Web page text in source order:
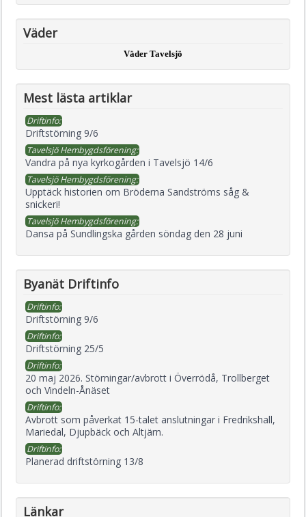
Väder
Väder Tavelsjö
Mest lästa artiklar
Driftinfo:
Driftstörning 9/6
Tavelsjö Hembygdsförening:
Vandra på nya kyrkogården i Tavelsjö 14/6
Tavelsjö Hembygdsförening:
Upptäck historien om Bröderna Sandströms såg &
snickeri!
Tavelsjö Hembygdsförening:
Dansa på Sundlingska gården söndag den 28 juni
Byanät Driftinfo
Driftinfo:
Driftstörning 9/6
Driftinfo:
Driftstörning 25/5
Driftinfo:
20 maj 2026. Störningar/avbrott i Överrödå, Trollberget
och Vindeln-Ånäset
Driftinfo:
Avbrott som påverkat 15-talet anslutningar i Fredrikshall,
Mariedal, Djupbäck och Altjärn.
Driftinfo:
Planerad driftstörning 13/8
Länkar